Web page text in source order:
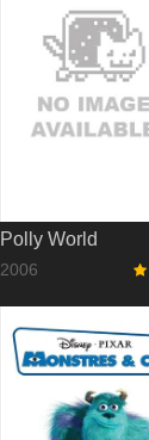
Polly World
2006